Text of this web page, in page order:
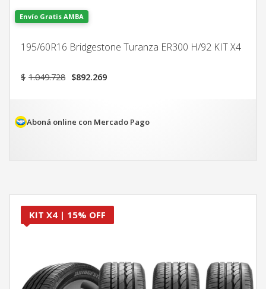
Envío Gratis AMBA
195/60R16 Bridgestone Turanza ER300 H/92 KIT X4
$ 1.049.728 El
$1.049.728.
$892.269El
$892.269.
Aboná online con Mercado Pago
KIT X4 | 15% OFF